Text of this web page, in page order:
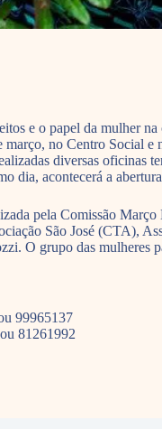
e o papel da mulher
no Centro Social e
diversas oficinas
dia, acontecerá a
pela Comissão
São José (CTA),
O grupo das
99965137
81261992